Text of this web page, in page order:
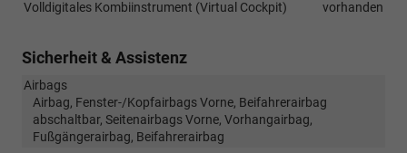
Volldigitales Kombiinstrument (Virtual Cockpit)
vorhanden
Sicherheit & Assistenz
Airbags
Airbag, Fenster-/Kopfairbags Vorne, Beifahrerairbag
abschaltbar, Seitenairbags Vorne, Vorhangairbag,
Fußgängerairbag, Beifahrerairbag